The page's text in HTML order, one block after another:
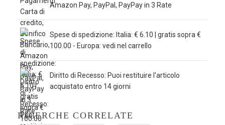
Amazon Pay, PayPal, PayPay in 3 Rate
Spese di spedizione: Italia: € 6.10 | gratis sopra €
100.00 - Europa: vedi nel carrello
Diritto di Recesso: Puoi restituire l'articolo
acquistato entro 14 giorni
RICERCHE CORRELATE